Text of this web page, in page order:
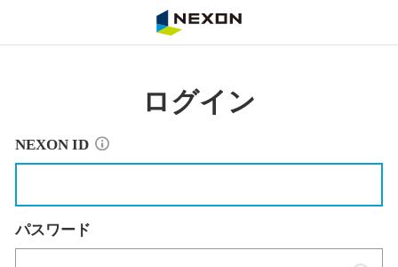
ログイン
NEXON ID
パスワード